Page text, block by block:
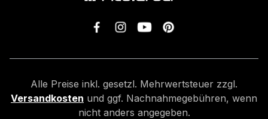
Alle Preise inkl. gesetzl. Mehrwertsteuer zzgl.
Versandkosten und ggf. Nachnahmegebühren, wenn
nicht anders angegeben.